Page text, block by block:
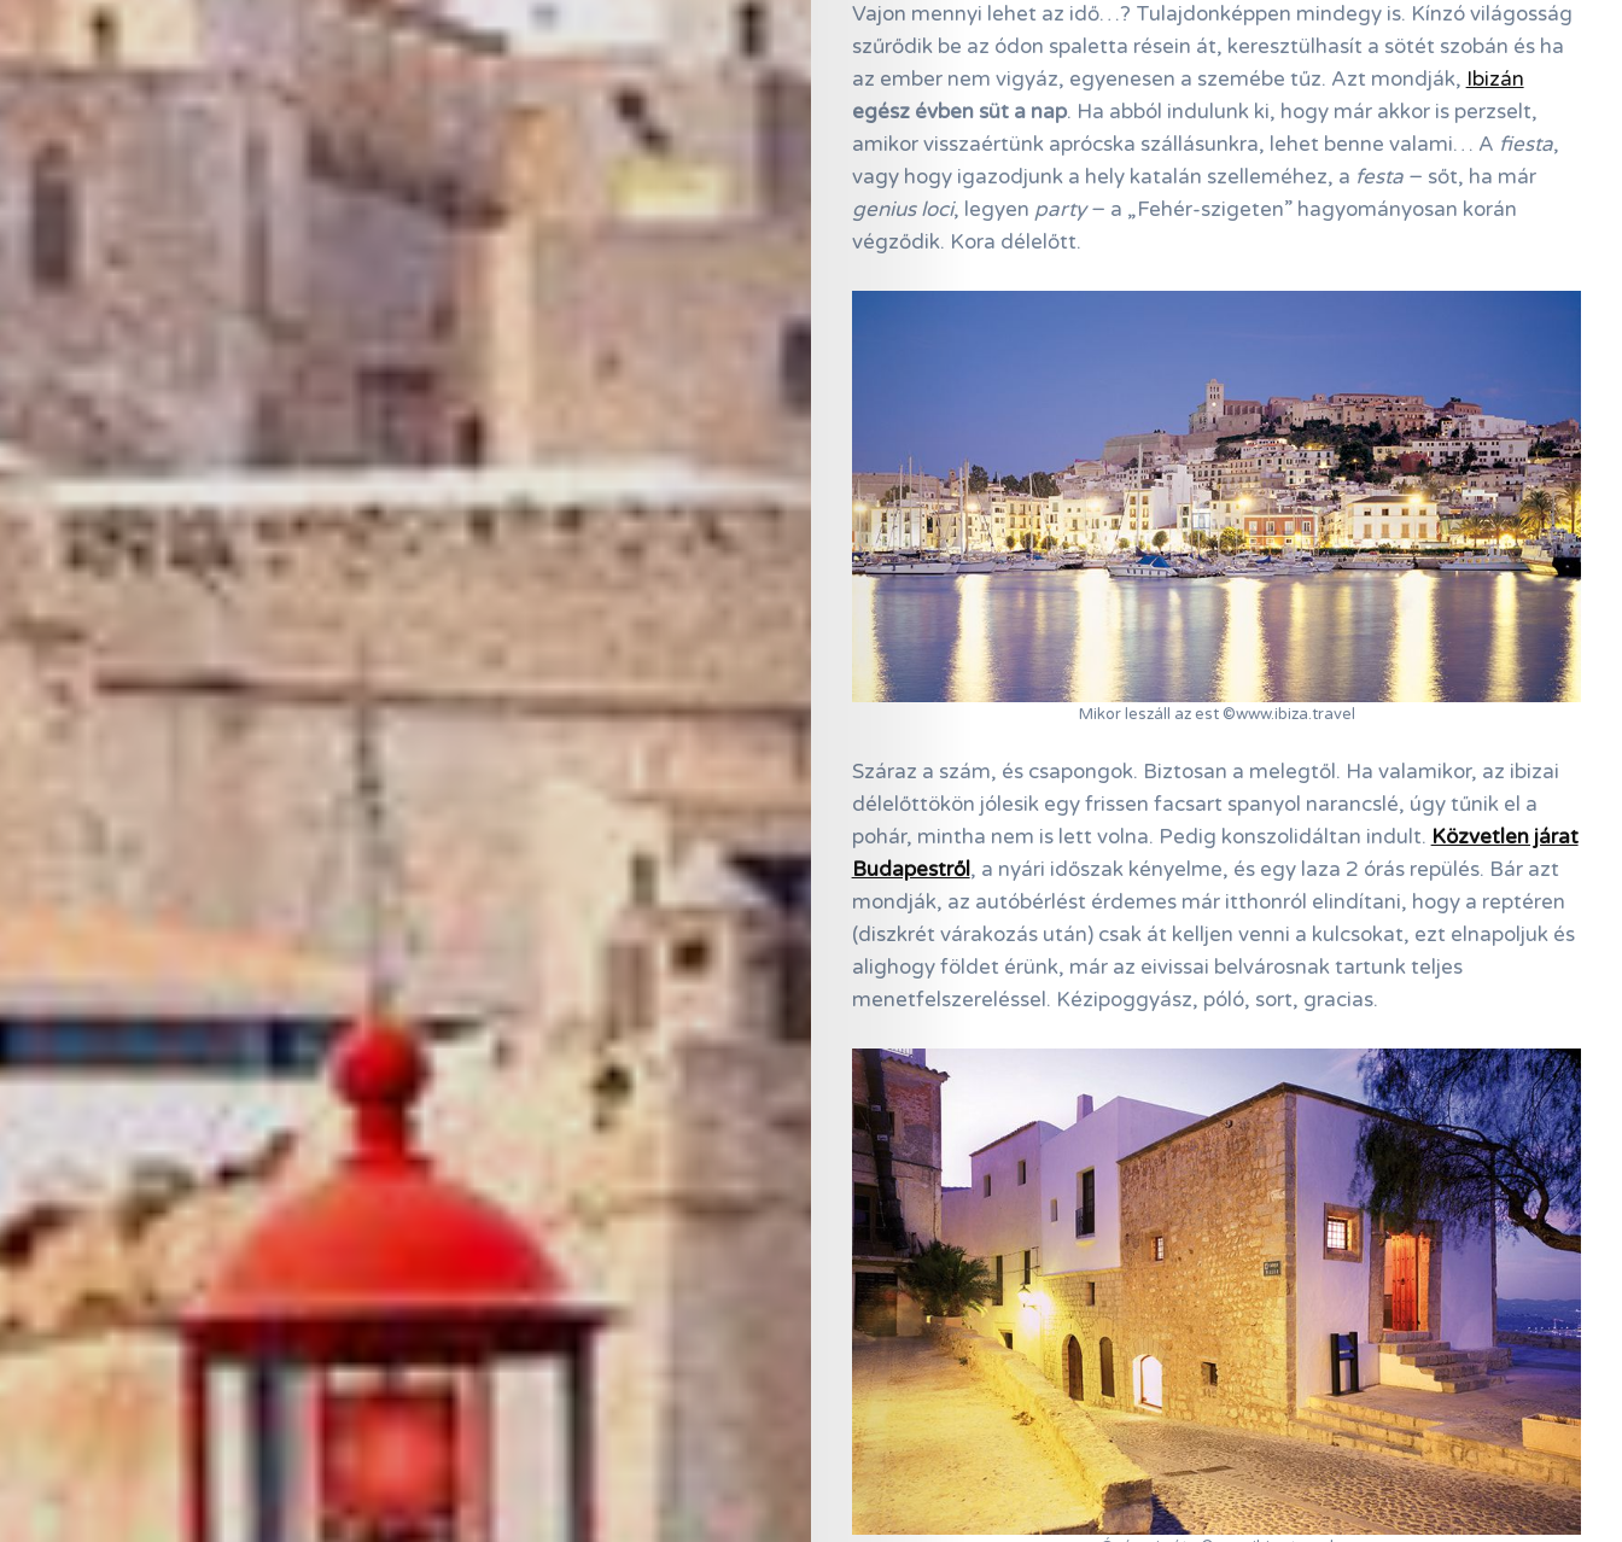
Vajon mennyi lehet az idő…? Tulajdonképpen mindegy is. Kínzó világosság
szűrődik be az ódon spaletta résein át, keresztülhasít a sötét szobán és ha
az ember nem vigyáz, egyenesen a szemébe tűz. Azt mondják, Ibizán
egész évben süt a nap. Ha abból indulunk ki, hogy már akkor is perzselt,
amikor visszaértünk aprócska szállásunkra, lehet benne valami… A fiesta,
vagy hogy igazodjunk a hely katalán szelleméhez, a festa − sőt, ha már
genius loci, legyen party− a „Fehér-szigeten” hagyományosan korán
végződik. Kora délelőtt.
Mikor leszáll az est ©www.ibiza.travel
Száraz a szám, és csapongok. Biztosan a melegtől. Ha valamikor, az ibizai
délelőttökön jólesik egy frissen facsart spanyol narancslé, úgy tűnik el a
pohár, mintha nem is lett volna. Pedig konszolidáltan indult. Közvetlen járat
Budapestről, a nyári időszak kényelme, és egy laza 2 órás repülés. Bár azt
mondják, az autóbérlést érdemes már itthonról elindítani, hogy a reptéren
(diszkrét várakozás után) csak át kelljen venni a kulcsokat, ezt elnapoljuk és
alighogy földet érünk, már az eivissai belvárosnak tartunk teljes
menetfelszereléssel. Kézipoggyász, póló, sort, gracias.